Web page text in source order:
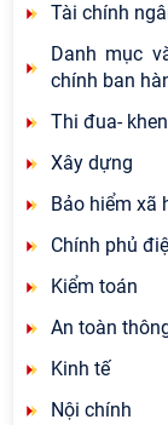
Tài chính
Danh mục
chính ban
Thi đua-
Xây dựng
Bảo hiểm xã
Chính phủ
Kiểm toán
An toàn
Kinh tế
Nội chính